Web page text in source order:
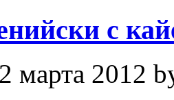
с
марта 2012